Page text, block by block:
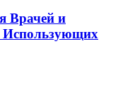
Врачей и
Использующих